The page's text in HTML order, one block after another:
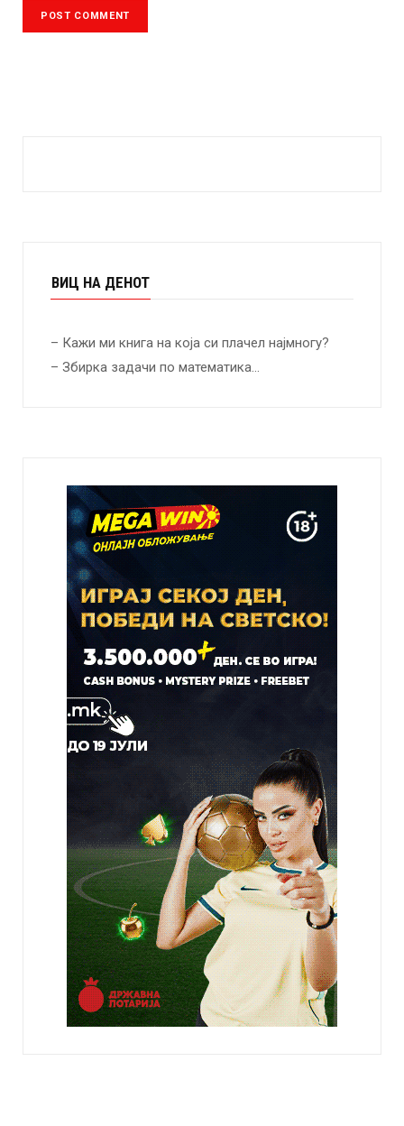
ВИЦ НА ДЕНОТ
– Кажи ми книга на која си плачел најмногу?
– Збирка задачи по математика…